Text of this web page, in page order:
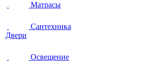
Матрасы
Сантехника
Двери
Освещение